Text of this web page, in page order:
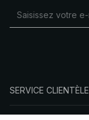
SERVICE CLIENTÈLE